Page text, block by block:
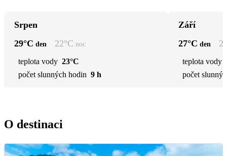
Srpen
29°C den 22°C noc
teplota vody 23°C
počet slunných hodin 9 h
Září
27°C den
teplota vody
počet
O destinaci